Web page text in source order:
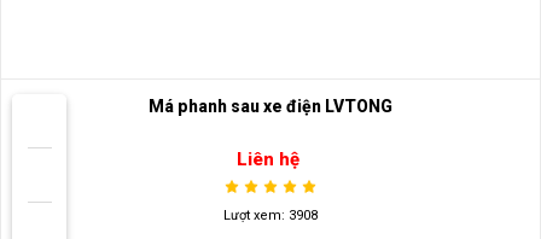
Má phanh sau xe điện LVTONG
Liên hệ
Lượt xem: 3908